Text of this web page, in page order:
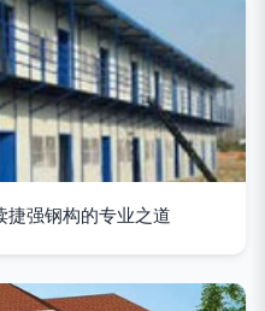
捷强钢构的专业之道